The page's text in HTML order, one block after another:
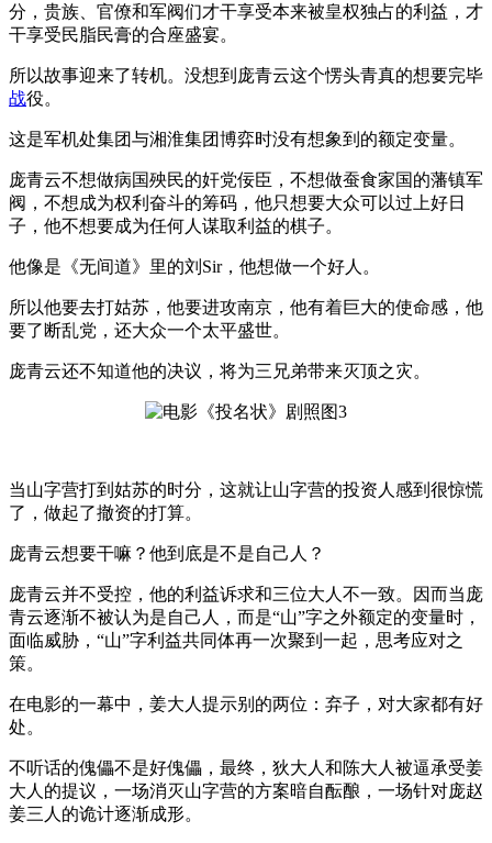
分，贵族、官僚和军阀们才干享受本来被皇权独占的利益，才
干享受民脂民膏的合座盛宴。
所以故事迎来了转机。没想到庞青云这个愣头青真的想要完毕
战役。
这是军机处集团与湘淮集团博弈时没有想象到的额定变量。
庞青云不想做病国殃民的奸党佞臣，不想做蚕食家国的藩镇军
阀，不想成为权利奋斗的筹码，他只想要大众可以过上好日
子，他不想要成为任何人谋取利益的棋子。
他像是《无间道》里的刘Sir，他想做一个好人。
所以他要去打姑苏，他要进攻南京，他有着巨大的使命感，他
要了断乱党，还大众一个太平盛世。
庞青云还不知道他的决议，将为三兄弟带来灭顶之灾。
当山字营打到姑苏的时分，这就让山字营的投资人感到很惊慌
了，做起了撤资的打算。
庞青云想要干嘛？他到底是不是自己人？
庞青云并不受控，他的利益诉求和三位大人不一致。因而当庞
青云逐渐不被认为是自己人，而是“山”字之外额定的变量时，
面临威胁，“山”字利益共同体再一次聚到一起，思考应对之
策。
在电影的一幕中，姜大人提示别的两位：弃子，对大家都有好
处。
不听话的傀儡不是好傀儡，最终，狄大人和陈大人被逼承受姜
大人的提议，一场消灭山字营的方案暗自酝酿，一场针对庞赵
姜三人的诡计逐渐成形。